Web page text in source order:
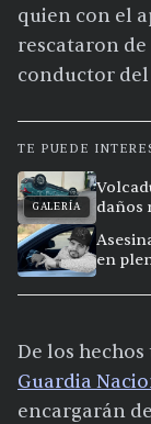
quien con el
rescataron
conductor
TE PUEDE
GALERÍA
daños
en
De los
Guardia
encargarán